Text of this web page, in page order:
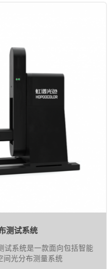
测试系统
试系统是一款面向包括智能
间光分布测量系统